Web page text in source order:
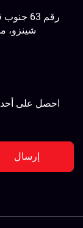
رقم 63
شينزو،
احصل على أحدث
إرسال